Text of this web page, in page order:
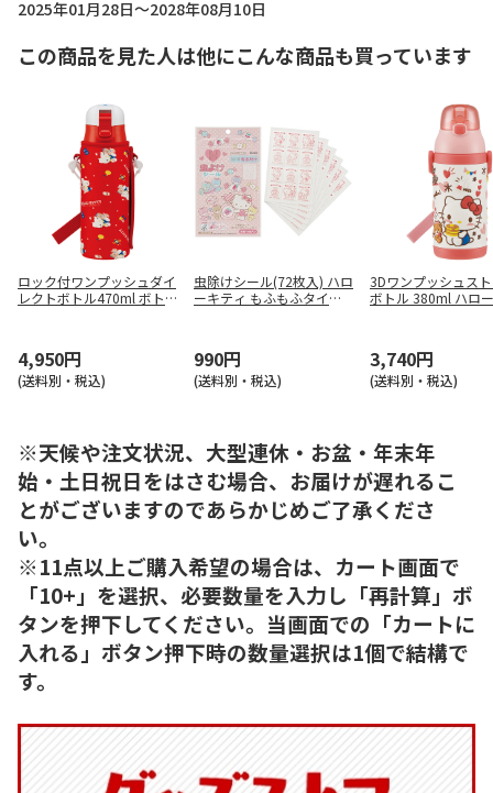
2025年01月28日～2028年08月10日
この商品を見た人は他にこんな商品も買っています
ロック付ワンプッシュダイ
レクトボトル470ml ボト
4,950円
(送料別・税込)
虫除けシール(72枚入) ハロ
ーキティ もふもふタイニ
990円
(送料別・税込)
3Dワンプッシュス
ボトル 380ml ハロ
3,740円
(送料別・税込)
※天候や注文状況、大型連休・お盆・年末年
始・土日祝日をはさむ場合、お届けが遅れるこ
とがございますのであらかじめご了承くださ
い。
※11点以上ご購入希望の場合は、カート画面で
「10+」を選択、必要数量を入力し「再計算」ボ
タンを押下してください。当画面での「カートに
入れる」ボタン押下時の数量選択は1個で結構で
す。